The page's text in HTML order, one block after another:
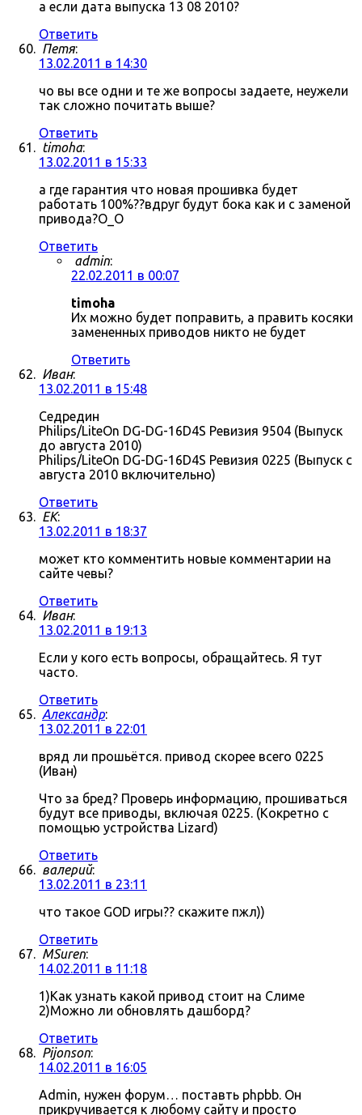
а если дата выпуска 13 08 2010?
Ответить
Петя:
13.02.2011 в 14:30
чо вы все одни и те же вопросы задаете, неужели
так сложно почитать выше?
Ответить
timoha:
13.02.2011 в 15:33
а где гарантия что новая прошивка будет
работать 100%??вдруг будут бока как и с заменой
привода?О_О
Ответить
admin:
22.02.2011 в 00:07
timoha
Их можно будет поправить, а править косяки
замененных приводов никто не будет
Ответить
Иван:
13.02.2011 в 15:48
Седредин
Philips/LiteOn DG-DG-16D4S Ревизия 9504 (Выпуск
до августа 2010)
Philips/LiteOn DG-DG-16D4S Ревизия 0225 (Выпуск с
августа 2010 включительно)
Ответить
ЕK:
13.02.2011 в 18:37
может кто комментить новые комментарии на
сайте чевы?
Ответить
Иван:
13.02.2011 в 19:13
Если у кого есть вопросы, обращайтесь. Я тут
часто.
Ответить
Александр:
13.02.2011 в 22:01
вряд ли прошьётся. привод скорее всего 0225
(Иван)
Что за бред? Проверь информацию, прошиваться
будут все приводы, включая 0225. (Кокретно с
помощью устройства Lizard)
Ответить
валерий:
13.02.2011 в 23:11
что такое GOD игры?? скажите пжл))
Ответить
MSuren:
14.02.2011 в 11:18
1)Как узнать какой привод стоит на Слиме
2)Можно ли обновлять дашборд?
Ответить
Pijonson:
14.02.2011 в 16:05
Admin, нужен форум… поставть phpbb. Он
прикручивается к любому сайту и просто